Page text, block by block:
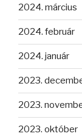
2024. március
2024. február
2024. január
2023.
2023.
2023. október